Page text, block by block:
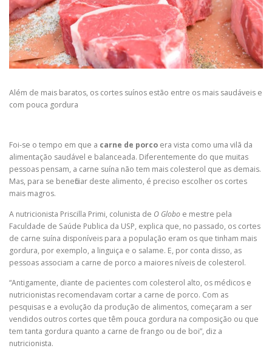
Além de mais baratos, os cortes suínos estão entre os mais saudáveis e
com pouca gordura
Foi-se o tempo em que a carne de porco era vista como uma vilã da
alimentação saudável e balanceada. Diferentemente do que muitas
pessoas pensam, a carne suína não tem mais colesterol que as demais.
Mas, para se beneficiar deste alimento, é preciso escolher os cortes
mais magros.
A nutricionista Priscilla Primi, colunista de O Globo e mestre pela
Faculdade de Saúde Publica da USP, explica que, no passado, os cortes
de carne suína disponíveis para a população eram os que tinham mais
gordura, por exemplo, a linguiça e o salame. E, por conta disso, as
pessoas associam a carne de porco a maiores níveis de colesterol.
“Antigamente, diante de pacientes com colesterol alto, os médicos e
nutricionistas recomendavam cortar a carne de porco. Com as
pesquisas e a evolução da produção de alimentos, começaram a ser
vendidos outros cortes que têm pouca gordura na composição ou que
tem tanta gordura quanto a carne de frango ou de boi”, diz a
nutricionista.